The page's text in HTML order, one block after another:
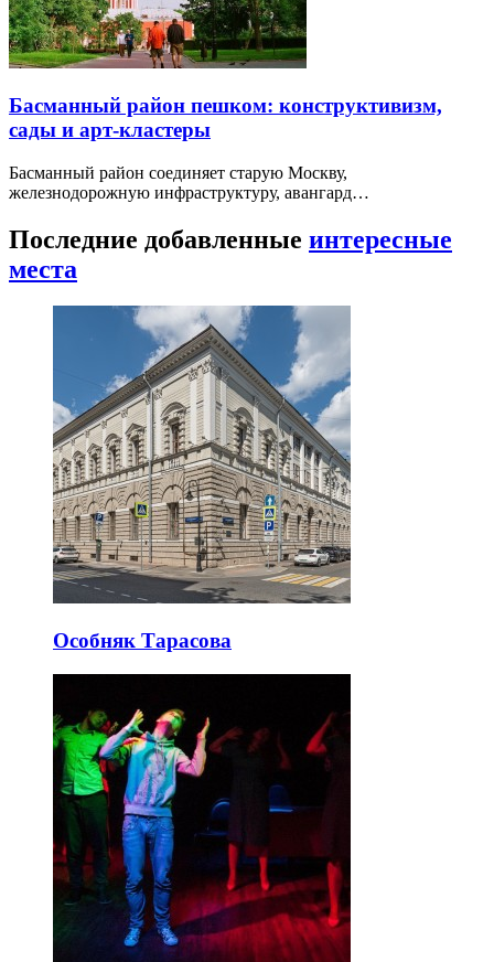
Басманный район пешком: конструктивизм,
сады и арт-кластеры
Басманный район соединяет старую Москву,
железнодорожную инфраструктуру, авангард…
Последние добавленные интересные
места
Особняк Тарасова